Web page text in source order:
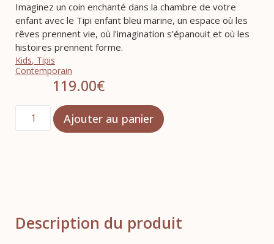
Imaginez un coin enchanté dans la chambre de votre
enfant avec le Tipi enfant bleu marine, un espace où les
rêves prennent vie, où l'imagination s'épanouit et où les
histoires prennent forme.
Kids, Tipis
Contemporain
119.00€
Ajouter au panier
Description du produit